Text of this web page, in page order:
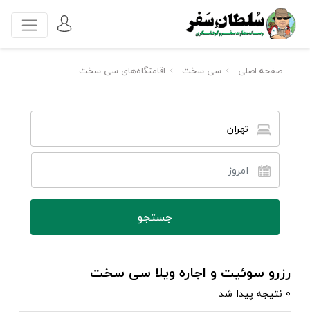
صفحه اصلی سی سخت اقامتگاه‌های سی سخت
تهران
رزرو سوئیت و اجاره ویلا سی سخت
0 نتیجه پیدا شد